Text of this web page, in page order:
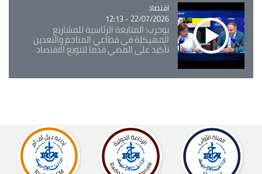
Catégorie
اقتصاد
22/07/2026 - 12:13
بوحرب: المتابعة الرئاسية للمشاريع
المهيكلة في قطاعي المناجم والتعدين
تأكيد على المضي قدما لتنويع الاقتصاد